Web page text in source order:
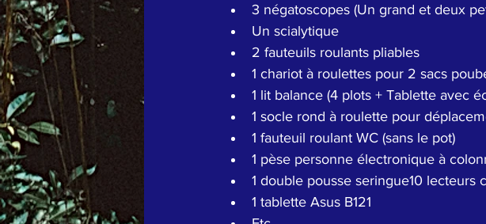
3 négatoscopes (Un grand et deux
Un scialytique
2 fauteuils roulants pliables
1 chariot à roulettes pour 2 sacs
1 lit balance (4 plots + Tablette avec
1 socle rond à roulette pour
1 fauteuil roulant WC (sans le pot)
1 pèse personne électronique à
1 double pousse seringue10 lecteurs
1 tablette Asus B121